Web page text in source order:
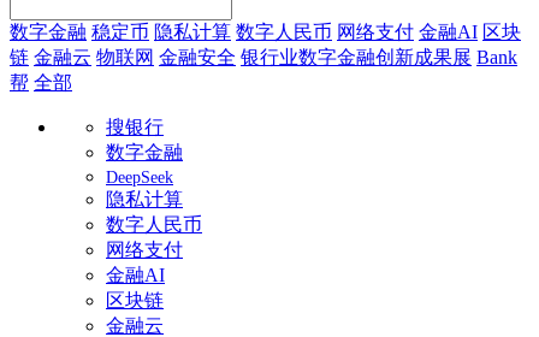
数字金融 稳定币 隐私计算 数字人民币 网络支付 金融AI 区块
链 金融云 物联网 金融安全 银行业数字金融创新成果展 Bank
帮 全部
搜银行
数字金融
DeepSeek
隐私计算
数字人民币
网络支付
金融AI
区块链
金融云